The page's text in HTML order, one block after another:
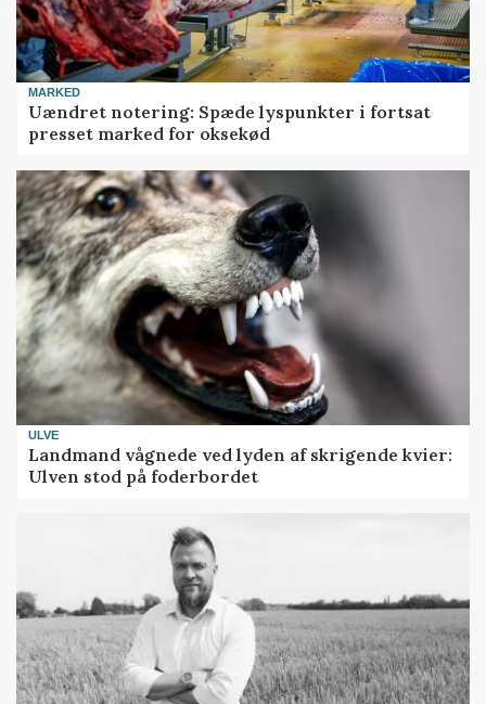
MARKED
Uændret notering: Spæde lyspunkter i fortsat
presset marked for oksekød
ULVE
Landmand vågnede ved lyden af skrigende kvier:
Ulven stod på foderbordet